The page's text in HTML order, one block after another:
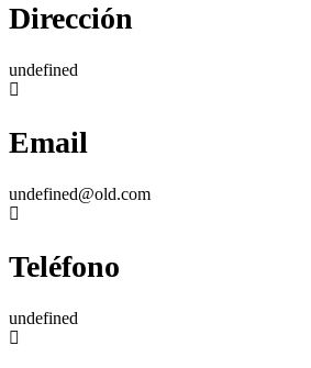
Dirección
undefined
Email
undefined@old.com
Teléfono
undefined